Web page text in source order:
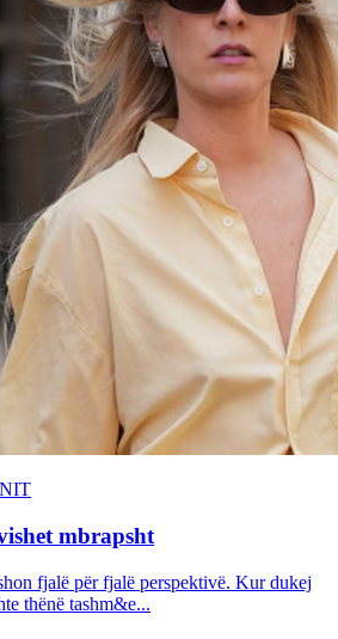
mbrapsht
fjalë për fjalë perspektivë. Kur dukej
thënë tashm&e...